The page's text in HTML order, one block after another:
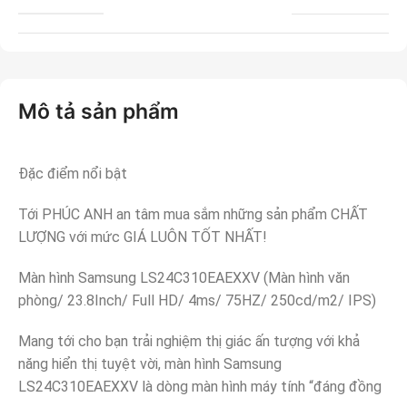
Mô tả sản phẩm
Đặc điểm nổi bật
Tới PHÚC ANH an tâm mua sắm những sản phẩm CHẤT
LƯỢNG với mức GIÁ LUÔN TỐT NHẤT!
Màn hình Samsung LS24C310EAEXXV (Màn hình văn
phòng/ 23.8Inch/ Full HD/ 4ms/ 75HZ/ 250cd/m2/ IPS)
Mang tới cho bạn trải nghiệm thị giác ấn tượng với khả
năng hiển thị tuyệt vời, màn hình Samsung
LS24C310EAEXXV là dòng màn hình máy tính “đáng đồng